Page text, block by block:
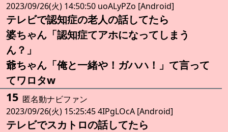
2023/09/26(火) 14:50:50 uoALyPZo [Android]
テレビで認知症の老人の話してたら
婆ちゃん「認知症てアホになってしまう
ん？」
爺ちゃん「俺と一緒や！ガハハ！」て言って
てワロタw
15 匿名動ナビファン
2023/09/26(火) 15:25:45 4IPgLOcA [Android]
テレビでスカトロの話してたら